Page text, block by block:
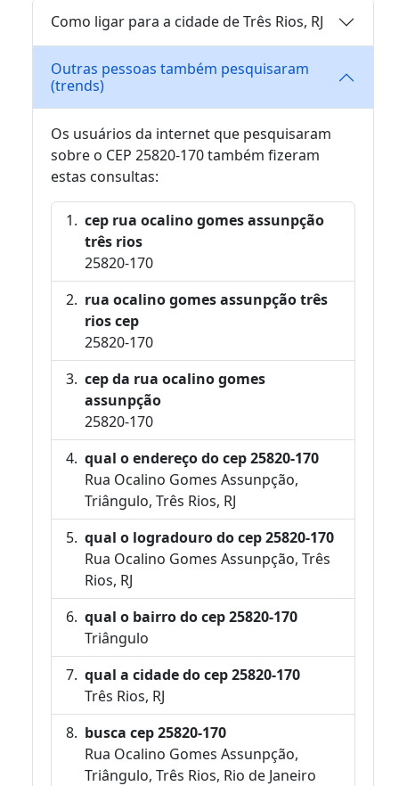
Como ligar para a cidade de Três Rios, RJ
Outras pessoas também pesquisaram
(trends)
Os usuários da internet que pesquisaram
sobre o CEP 25820-170 também fizeram
estas consultas:
cep rua ocalino gomes assunpção
três rios
25820-170
rua ocalino gomes assunpção três
rios cep
25820-170
cep da rua ocalino gomes
assunpção
25820-170
qual o endereço do cep 25820-170
Rua Ocalino Gomes Assunpção,
Triângulo, Três Rios, RJ
qual o logradouro do cep 25820-170
Rua Ocalino Gomes Assunpção, Três
Rios, RJ
qual o bairro do cep 25820-170
Triângulo
qual a cidade do cep 25820-170
Três Rios, RJ
busca cep 25820-170
Rua Ocalino Gomes Assunpção,
Triângulo, Três Rios, Rio de Janeiro